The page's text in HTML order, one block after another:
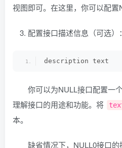
视图即可。在这里，你可以配置
配置接口描述信息（可选）：
description text
你可以为NULL接口配置一
理解接口的用途和功能。将
本。
缺省情况下，NULL0接口